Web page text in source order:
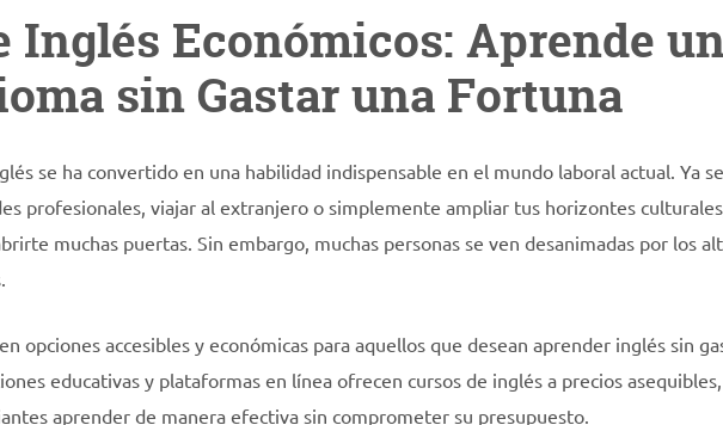
Inglés Económicos: Aprende
sin Gastar una Fortuna
se ha convertido en una habilidad indispensable en el mundo laboral actual. Ya
profesionales, viajar al extranjero o simplemente ampliar tus horizontes
muchas puertas. Sin embargo, muchas personas se ven desanimadas por los
opciones accesibles y económicas para aquellos que desean aprender inglés sin
educativas y plataformas en línea ofrecen cursos de inglés a precios asequibles,
aprender de manera efectiva sin comprometer su presupuesto.